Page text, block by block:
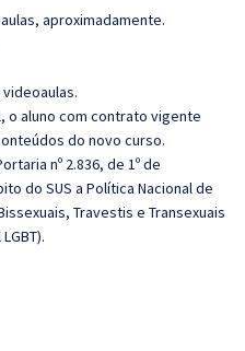
aproximadamente.
o aluno com contrato vigente
do novo curso.
nº 2.836, de 1º de
do SUS a Política Nacional de
Travestis e Transexuais